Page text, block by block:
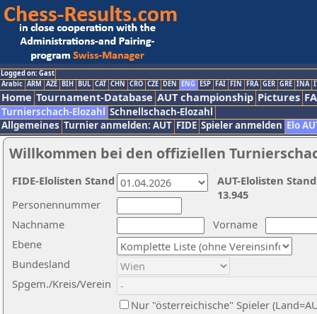
Logged on: Gast
Arabic ARM AZE BIH BUL CAT CHN CRO CZE DEN ENG ESP FAI FIN FRA GER GRE INA
Home Tournament-Database AUT championship Pictures
Turnierschach-Elozahl Schnellschach-Elozahl
Allgemeines Turnier anmelden: AUT FIDE Spieler anmelden Elo
Willkommen bei den offiziellen
Nachname
Vorname
Ebene
Personennummer
Bundesland
Spgem./Kreis/Verein
Nur "österreichische" Spieler
AUT-Elolisten
13.945
FIDE-Elolisten Stand